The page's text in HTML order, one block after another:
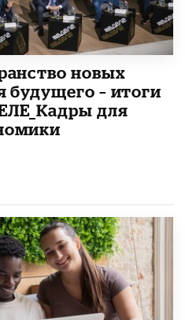
новых
будущего – итоги
для